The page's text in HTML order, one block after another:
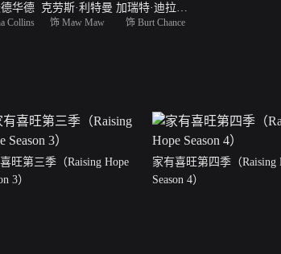
华德
Collins
克劳斯·利特曼
饰 Maw Maw 饰 Burt Chance
旺第三季（Raising Hope
3）
家有喜旺第四季（Raising
Season 4）